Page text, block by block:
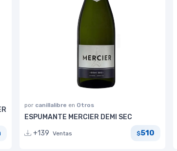
por canillalibre en Otros
ESPUMANTE MERCIER DEMI SEC
+139 Ventas $510